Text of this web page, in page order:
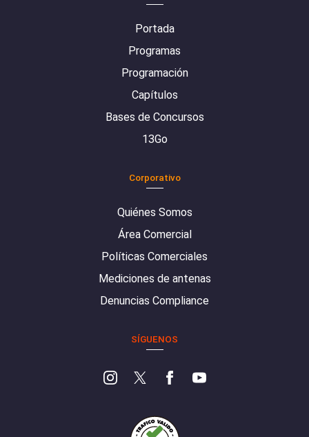
Portada
Programas
Programación
Capítulos
Bases de Concursos
13Go
Corporativo
Quiénes Somos
Área Comercial
Políticas Comerciales
Mediciones de antenas
Denuncias Compliance
SÍGUENOS